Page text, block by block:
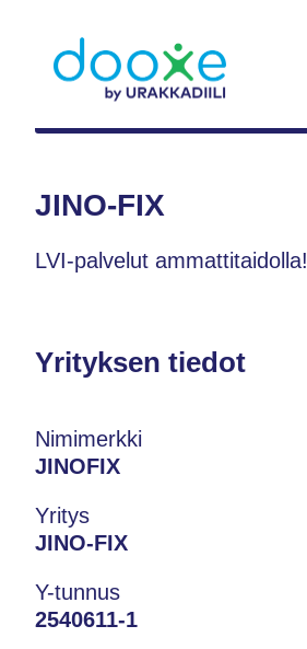
JINO-FIX
LVI-palvelut ammattitaidolla!
Yrityksen tiedot
Nimimerkki
JINOFIX
Yritys
JINO-FIX
Y-tunnus
2540611-1